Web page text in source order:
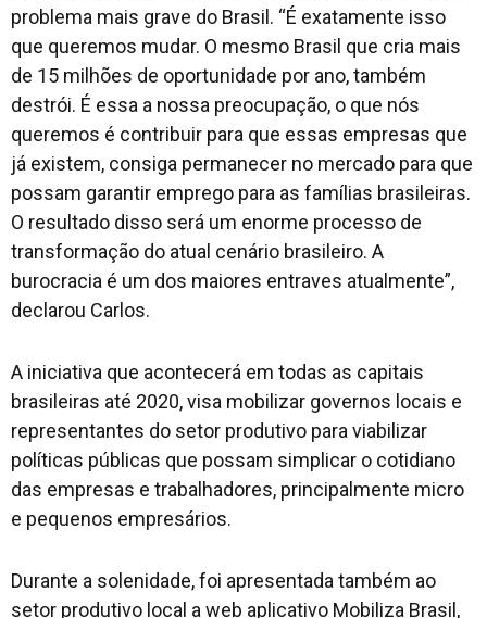
problema mais grave do Brasil. “É exatamente isso
que queremos mudar. O mesmo Brasil que cria mais
de 15 milhões de oportunidade por ano, também
destrói. É essa a nossa preocupação, o que nós
queremos é contribuir para que essas empresas que
já existem, consiga permanecer no mercado para que
possam garantir emprego para as famílias brasileiras.
O resultado disso será um enorme processo de
transformação do atual cenário brasileiro. A
burocracia é um dos maiores entraves atualmente”,
declarou Carlos.
A iniciativa que acontecerá em todas as capitais
brasileiras até 2020, visa mobilizar governos locais e
representantes do setor produtivo para viabilizar
políticas públicas que possam simplicar o cotidiano
das empresas e trabalhadores, principalmente micro
e pequenos empresários.
Durante a solenidade, foi apresentada também ao
setor produtivo local a web aplicativo Mobiliza Brasil,